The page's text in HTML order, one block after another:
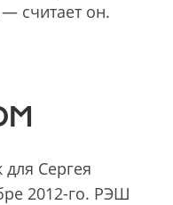
считает он.
Сергея
2012-го. РЭШ